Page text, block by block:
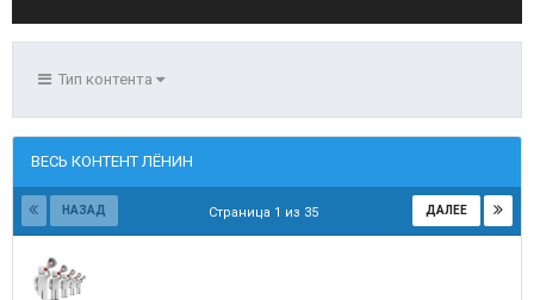
Тип контента
ВЕСЬ КОНТЕНТ ЛЁНИН
НАЗАД ДАЛЕЕ
Страница 1 из 35